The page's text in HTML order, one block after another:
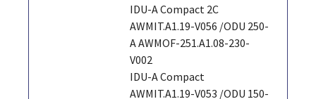
IDU-A Compact 2C
AWMIT.A1.19-V056 /ODU 250-
A AWMOF-251.A1.08-230-
V002
IDU-A Compact
AWMIT.A1.19-V053 /ODU 150-